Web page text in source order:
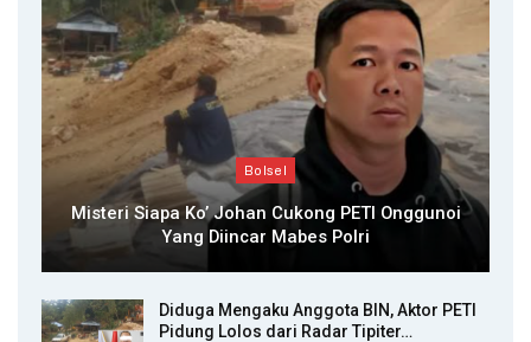
Bolsel
Misteri Siapa Ko’ Johan Cukong PETI Onggunoi
Yang Diincar Mabes Polri
Diduga Mengaku Anggota BIN, Aktor PETI
Pidung Lolos dari Radar Tipiter…